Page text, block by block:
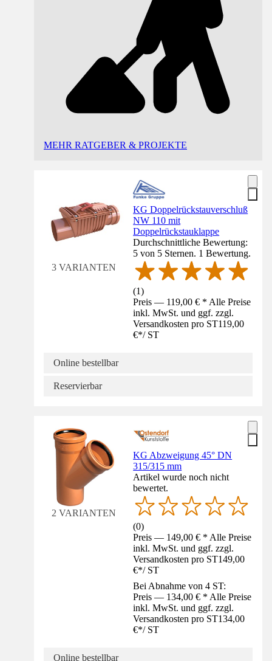
MEHR RATGEBER & PROJEKTE
3 VARIANTEN
KG Doppelrückstauverschluß
NW 110 mit
Doppelrückstauklappe
Durchschnittliche Bewertung:
5 von 5 Sternen. 1 Bewertung.
(1)
Preis — 119,00 € * Alle Preise
inkl. MwSt. und ggf. zzgl.
Versandkosten pro ST119,00
€*/ ST
Online bestellbar
Reservierbar
2 VARIANTEN
KG Abzweigung 45° DN
315/315 mm
Artikel wurde noch nicht
bewertet.
(0)
Preis — 149,00 € * Alle Preise
inkl. MwSt. und ggf. zzgl.
Versandkosten pro ST149,00
€*/ ST
Bei Abnahme von 4 ST:
Preis — 134,00 € * Alle Preise
inkl. MwSt. und ggf. zzgl.
Versandkosten pro ST134,00
€*/ ST
Online bestellbar